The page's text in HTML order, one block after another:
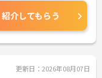
さら
ださ
紹介してもらう
更新日：2026年08月07日